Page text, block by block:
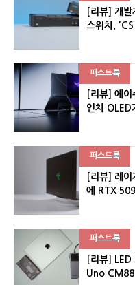
[리뷰] 개발
스위치,
퍼스트룩
[리뷰] 에
인치
퍼스트룩
[리뷰] 레
에 RTX
퍼스트룩
[리뷰] LED
Uno